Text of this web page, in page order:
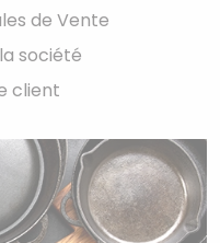
de Vente
société
client